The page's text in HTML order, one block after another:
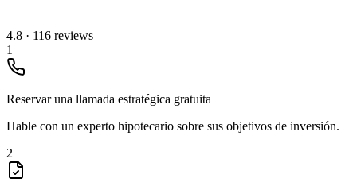
4.8 · 116 reviews
1
Reservar una llamada estratégica gratuita
Hable con un experto hipotecario sobre sus objetivos de inversión.
2